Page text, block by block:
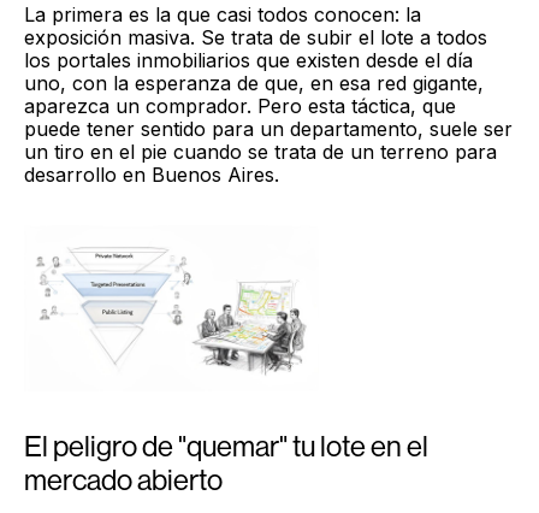
La primera es la que casi todos conocen: la
exposición masiva. Se trata de subir el lote a todos
los portales inmobiliarios que existen desde el día
uno, con la esperanza de que, en esa red gigante,
aparezca un comprador. Pero esta táctica, que
puede tener sentido para un departamento, suele ser
un tiro en el pie cuando se trata de un terreno para
desarrollo en Buenos Aires.
El peligro de "quemar" tu lote en el
mercado abierto